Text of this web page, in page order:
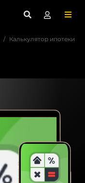
Калькулятор ипотеки